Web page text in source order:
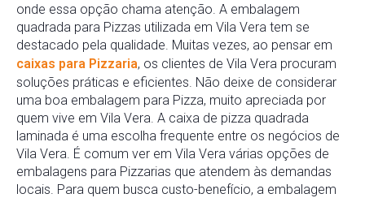
onde essa opção chama atenção. A embalagem
quadrada para Pizzas utilizada em Vila Vera tem se
destacado pela qualidade. Muitas vezes, ao pensar em
caixas para Pizzaria, os clientes de Vila Vera procuram
soluções práticas e eficientes. Não deixe de considerar
uma boa embalagem para Pizza, muito apreciada por
quem vive em Vila Vera. A caixa de pizza quadrada
laminada é uma escolha frequente entre os negócios de
Vila Vera. É comum ver em Vila Vera várias opções de
embalagens para Pizzarias que atendem às demandas
locais. Para quem busca custo-benefício, a embalagem